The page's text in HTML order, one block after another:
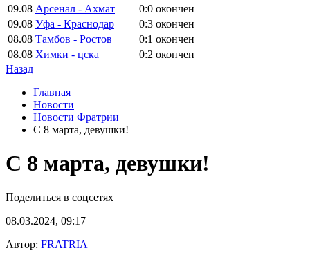
09.08 Арсенал - Ахмат 0:0 окончен
09.08 Уфа - Краснодар 0:3 окончен
08.08 Тамбов - Ростов 0:1 окончен
08.08 Химки - цска 0:2 окончен
Назад
Главная
Новости
Новости Фратрии
С 8 марта, девушки!
С 8 марта, девушки!
Поделиться в соцсетях
08.03.2024, 09:17
Автор: FRATRIA